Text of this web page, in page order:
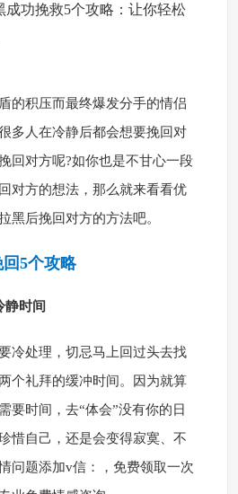
成功挽救5个攻略：让你轻松
积压而最终爆发分手的情侣
多人在冷静后都会想要挽回对
回对方呢?如你也是不甘心一段
对方的想法，那么就来看看优
黑后挽回对方的方法吧。
5个攻略
时间
处理，切忌马上回过头去找
个礼拜的缓冲时间。因为就算
要时间，去“体会”没有你的日
惜自己，还是会变得寂寞、不
问题添加v信：
，免费领取一次